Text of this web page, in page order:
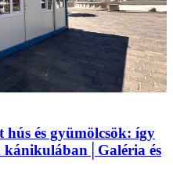
hús és gyümölcsök: így
és